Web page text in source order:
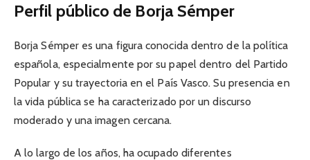
Perfil público de Borja Sémper
Borja Sémper es una figura conocida dentro de la política
española, especialmente por su papel dentro del Partido
Popular y su trayectoria en el País Vasco. Su presencia en
la vida pública se ha caracterizado por un discurso
moderado y una imagen cercana.
A lo largo de los años, ha ocupado diferentes